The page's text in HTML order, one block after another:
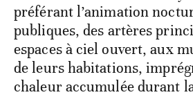
préférant l’animation
publiques, des artères
espaces à ciel ouvert, aux
de leurs habitations,
chaleur accumulée durant